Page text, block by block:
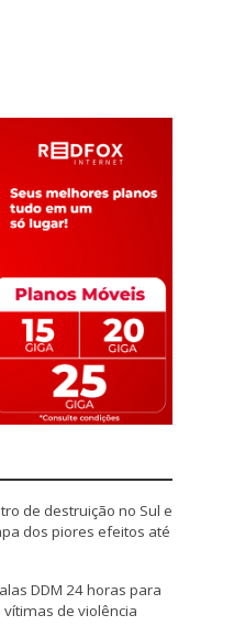
de destruição no Sul e
dos piores efeitos até
DDM 24 horas para
de violência